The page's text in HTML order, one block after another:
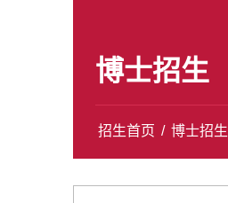
博士招生
招生首页 / 博士招生